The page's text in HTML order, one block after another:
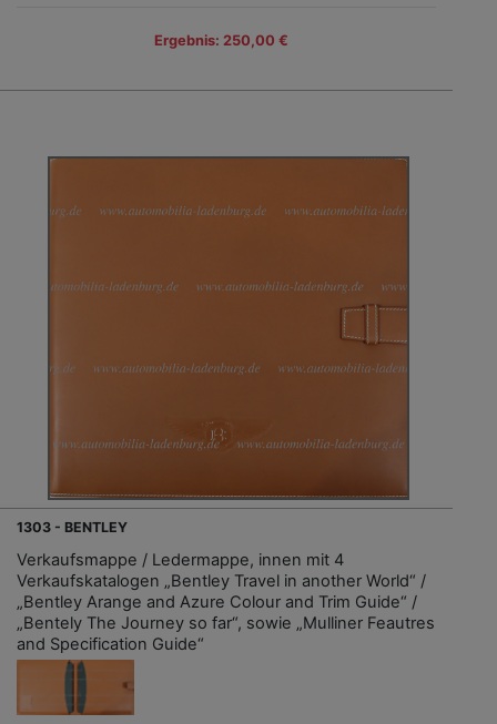
Ergebnis: 250,00 €
1303 - BENTLEY
Verkaufsmappe / Ledermappe, innen mit 4
Verkaufskatalogen „Bentley Travel in another World“ /
„Bentley Arange and Azure Colour and Trim Guide“ /
„Bentely The Journey so far“, sowie „Mulliner Feautres
and Specification Guide“